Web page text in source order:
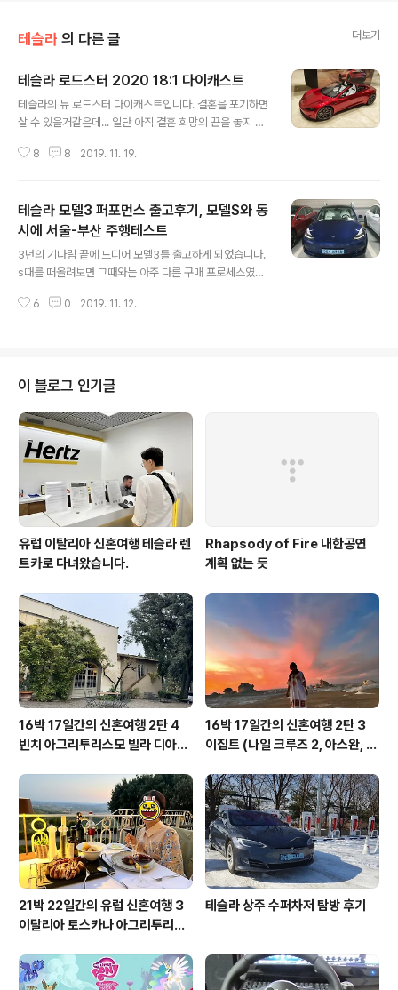
테슬라 의 다른 글 더보기
테슬라 로드스터 2020 18:1 다이캐스트
테슬라의 뉴 로드스터 다이캐스트입니다. 결혼을 포기하면
살 수 있을거같은데... 일단 아직 결혼 희망의 끈을 놓지 않
살거예요 발표때와 같이 오픈카입니다. 근데 수동..... 덮개
래도 너무 멋져서 다 용서... 트렁크는 해치백형태로 열리네
요 문을열어보면 사이버포뮬러에서나 나올것같은 핸들이
그대로 재현되어있습니다. 에어컨벤트는 모델3와 동일한
형태입니다. 센터스크린은 곡면으로 세로로 길게 처리되어
있습니다. 넷플릭스와 유튜브 보기 불편하겠네요 ㅋ 그리
고 운전석 뷰.... 결혼을 포기하면 볼 수 있는 뷰입니다. htt
8 8 2019. 11. 19.
테슬라 모델3 퍼포먼스 출고후기, 모델S와 동
시에 서울-부산 주행테스트
3년의 기다림 끝에 드디어 모델3를 출고하게 되었습니다.
s때를 떠올려보면 그때와는 아주 다른 구매 프로세스였던
여줬는데 모델3는 주문하니까 바로 인도준비.... 뭔가 진행
를 부산에서도 가능하게 되었습니다. s때는 시스템이 없대
서 카드들고 부산에서 서울까지 가서 결제했었는데 ㅋㅋ
그것도 카드한도 5000이라서 하룻밤 자고 다음날 500
0.... 카드긁으려고 호텔 1일숙박....ㅋ 이번에는 편하게 집
에서 핸드폰으로 카드결제가 가능했습니다. 출고날이 운좋
게도 한국 첫 인도일....
6 0 2019. 11. 12.
이 블로그 인기글
유럽 이탈리아 신혼여행 테슬라 렌
트카로 다녀왔습니다.
Rhapsody of Fire 내한공연
계획 없는 듯
16박 17일간의 신혼여행 2탄 4
빈치 아그리투리스모 빌라 디아넬
16박 17일간의 신혼여행 2탄 3
이집트 (나일 크루즈 2, 아스완, 아
21박 22일간의 유럽 신혼여행 3
이탈리아 토스카나 아그리투리스
테슬라 상주 수퍼차저 탐방 후기